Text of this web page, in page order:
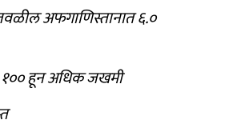
अफगाणिस्तानात ६.०
हून अधिक जखमी